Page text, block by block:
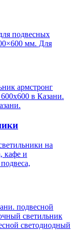
подвесных
мм. Для
армстронг
в Казани.
.
на
кафе и
подвесной
светильник
светодиодный